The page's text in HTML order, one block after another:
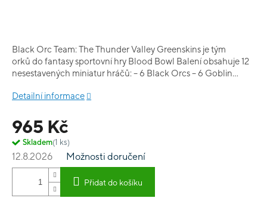
965 Kč
Skladem(1 ks)
12.8.2026 Možnosti doručení
Přidat do košíku
Black Orc Team: The Thunder Valley Greenskins je tým
orků do fantasy sportovní hry Blood Bowl Balení obsahuje 12
nesestavených miniatur hráčů: – 6 Black Orcs – 6 Goblin
mince, 4 balóny a 1 transfer sheet
Detailní informace